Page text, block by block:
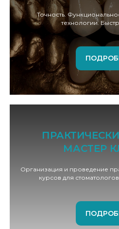
Точность.
технологии.
МАСТЕР
Организация и проведение
курсов для